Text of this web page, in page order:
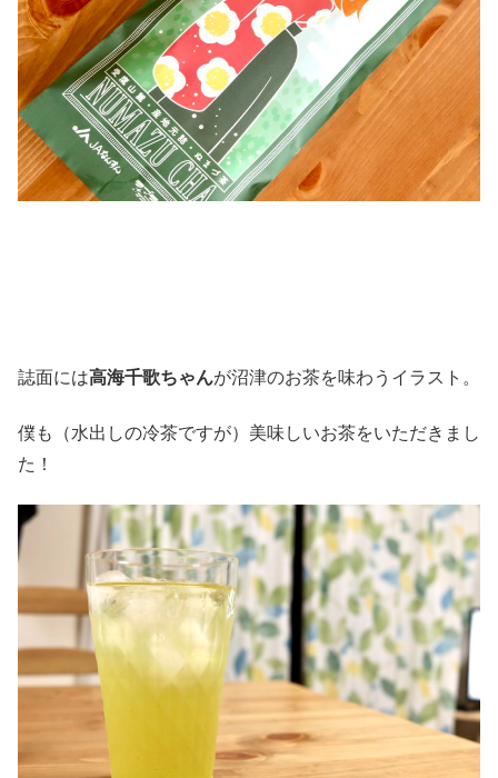
誌面には高海千歌ちゃんが沼津のお茶を味わうイラスト。
僕も（水出しの冷茶ですが）美味しいお茶をいただきまし
た！